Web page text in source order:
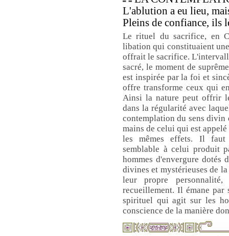
L'ablution a eu lieu,
Pleins de confiance, ils
Le rituel du sacrifice, en
libation qui constituaient
offrait le sacrifice.
sacré, le moment de
est inspirée par la foi et
offre transforme ceux qui
Ainsi la nature peut offrir
dans la régularité avec
contemplation du sens divin
mains de celui qui est
les mêmes effets. Il faut
semblable à celui produit
hommes d'envergure
divines et mystérieuses de
leur propre
recueillement. Il émane
spirituel qui agit sur les
conscience de la manière